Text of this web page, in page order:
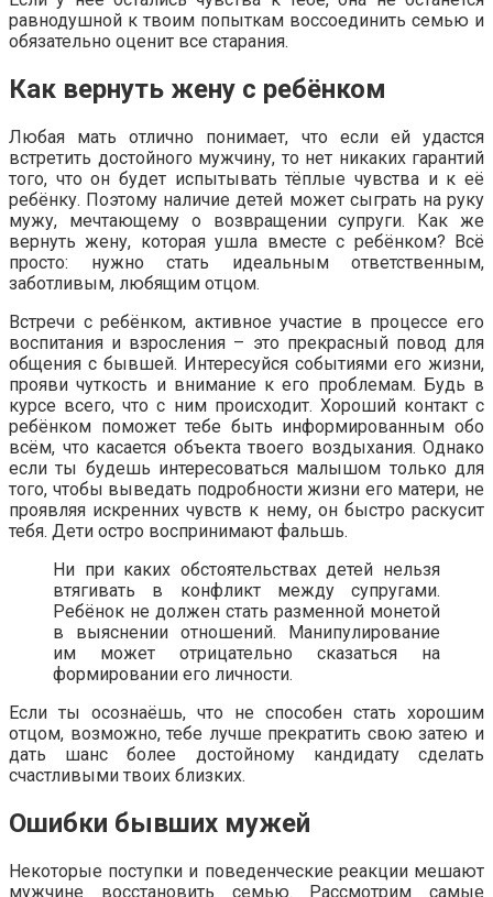
равнодушной к твоим попыткам воссоединить семью и
обязательно оценит все старания.
Как вернуть жену с ребёнком
Любая мать отлично понимает, что если ей удастся
встретить достойного мужчину, то нет никаких гарантий
того, что он будет испытывать тёплые чувства и к её
ребёнку. Поэтому наличие детей может сыграть на руку
мужу, мечтающему о возвращении супруги. Как же
вернуть жену, которая ушла вместе с ребёнком? Всё
просто: нужно стать идеальным ответственным,
заботливым, любящим отцом.
Встречи с ребёнком, активное участие в процессе его
воспитания и взросления – это прекрасный повод для
общения с бывшей. Интересуйся событиями его жизни,
прояви чуткость и внимание к его проблемам. Будь в
курсе всего, что с ним происходит. Хороший контакт с
ребёнком поможет тебе быть информированным обо
всём, что касается объекта твоего воздыхания. Однако
если ты будешь интересоваться малышом только для
того, чтобы выведать подробности жизни его матери, не
проявляя искренних чувств к нему, он быстро раскусит
тебя. Дети остро воспринимают фальшь.
Ни при каких обстоятельствах детей нельзя
втягивать в конфликт между супругами.
Ребёнок не должен стать разменной монетой
в выяснении отношений. Манипулирование
им может отрицательно сказаться на
формировании его личности.
Если ты осознаёшь, что не способен стать хорошим
отцом, возможно, тебе лучше прекратить свою затею и
дать шанс более достойному кандидату сделать
счастливыми твоих близких.
Ошибки бывших мужей
Некоторые поступки и поведенческие реакции мешают
мужчине восстановить семью. Рассмотрим самые